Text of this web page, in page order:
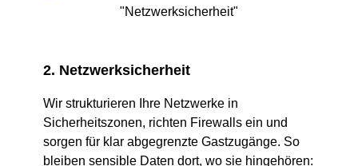
2. Netzwerksicherheit
Wir strukturieren Ihre Netzwerke in
Sicherheitszonen, richten Firewalls ein und
sorgen für klar abgegrenzte Gastzugänge. So
bleiben sensible Daten dort, wo sie hingehören: